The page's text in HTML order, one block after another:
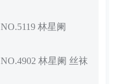
林星阑
林星阑 丝袜